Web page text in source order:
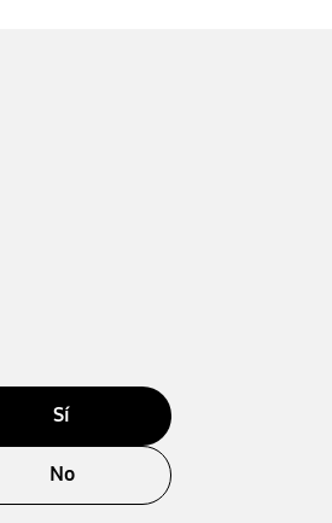
Sí
No